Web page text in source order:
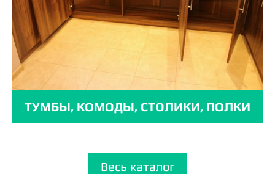
ТУМБЫ, КОМОДЫ, СТОЛИКИ, ПОЛКИ
Весь каталог